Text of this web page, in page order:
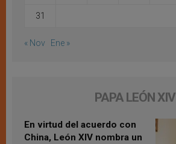
31
« Nov Ene »
PAPA LEÓN XIV
En virtud del acuerdo con
China, León XIV nombra un